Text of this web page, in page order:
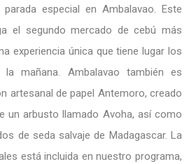
especial en Ambalavao. Este
el segundo mercado de cebú más
experiencia única que tiene lugar los
mañana. Ambalavao también es
artesanal de papel Antemoro, creado
un arbusto llamado Avoha, así como
de seda salvaje de Madagascar. La
está incluida en nuestro programa,